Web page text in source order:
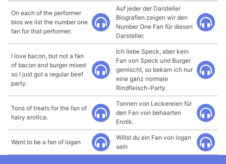
On each of the performer
bios we list the number one
fan for that performer.
Auf jeder der Darsteller
Biografien zeigen wir den
Number One Fan für diesen
Darsteller.
I love bacon, but not a fan
of bacon and burger mixed
so I just got a regular beef
party.
Ich liebe Speck, aber kein
Fan von Speck und Burger
gemischt, so bekam ich nur
eine ganz normale
Rindfleisch-Party.
Tons of treats for the fan of
hairy erotica.
Tonnen von Leckereien für
den Fan von behaarten
Erotik.
Want to be a fan of logan
Willst du ein Fan von logan
sein